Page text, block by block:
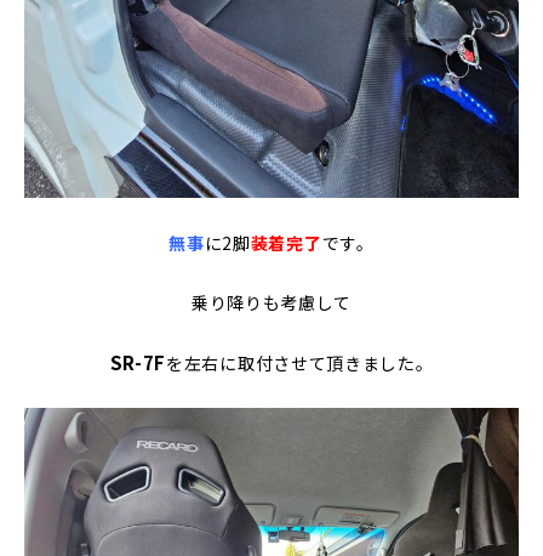
無事に2脚装着完了です。
乗り降りも考慮して
SR-7Fを左右に取付させて頂きました。